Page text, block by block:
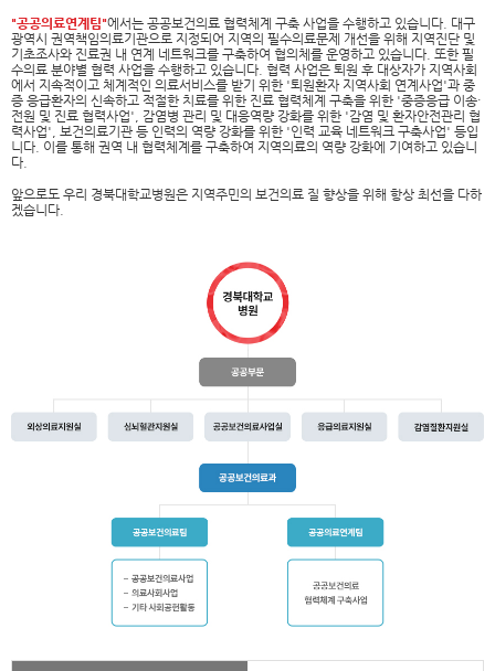
"공공의료연계팀"에서는 공공보건의료 협력체계 구축 사업을 수행하고 있습니다. 대구
광역시 권역책임의료기관으로 지정되어 지역의 필수의료문제 개선을 위해 지역진단 및
기초조사와 진료권 내 연계 네트워크를 구축하여 협의체를 운영하고 있습니다. 또한 필
수의료 분야별 협력 사업을 수행하고 있습니다. 협력 사업은 퇴원 후 대상자가 지역사회
에서 지속적이고 체계적인 의료서비스를 받기 위한 '퇴원환자 지역사회 연계사업'과 중
증 응급환자의 신속하고 적절한 치료를 위한 진료 협력체계 구축을 위한 '중증응급 이송·
전원 및 진료 협력사업', 감염병 관리 및 대응역량 강화를 위한 '감염 및 환자안전관리 협
력사업', 보건의료기관 등 인력의 역량 강화를 위한 '인력 교육 네트워크 구축사업' 등입
니다. 이를 통해 권역 내 협력체계를 구축하여 지역의료의 역량 강화에 기여하고 있습니
다.
앞으로도 우리 경북대학교병원은 지역주민의 보건의료 질 향상을 위해 항상 최선을 다하
겠습니다.